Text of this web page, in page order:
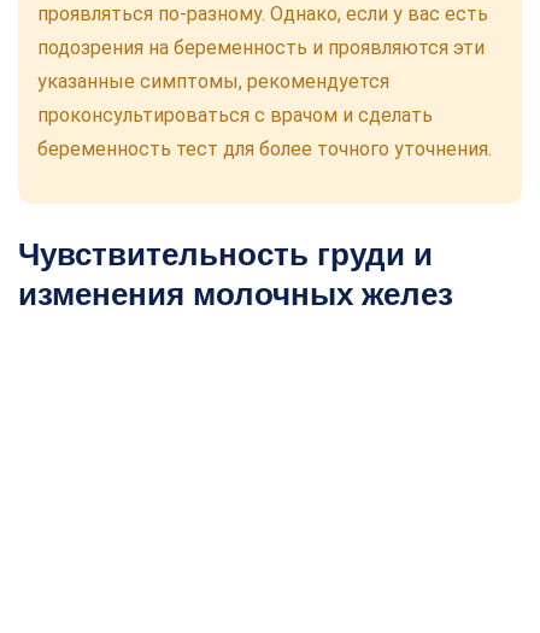
проявляться по-разному. Однако, если у вас есть
подозрения на беременность и проявляются эти
указанные симптомы, рекомендуется
проконсультироваться с врачом и сделать
беременность тест для более точного уточнения.
Чувствительность груди и
изменения молочных желез